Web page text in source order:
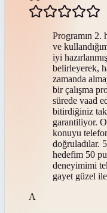
Programın 2.
ve
iyi
belirleyerek,
zamanda
bir çalışma
sürede vaad
bitirdiğiniz
garantiliyor.
konuyu
doğruladılar.
hedefim 50
deneyimimi
gayet güzel
A